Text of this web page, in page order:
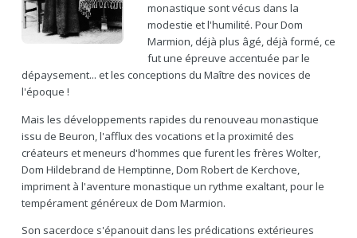
monastique sont vécus dans la
modestie et l'humilité. Pour Dom
Marmion, déjà plus âgé, déjà formé, ce
fut une épreuve accentuée par le
dépaysement... et les conceptions du Maître des novices de
l'époque !
Mais les développements rapides du renouveau monastique
issu de Beuron, l'afflux des vocations et la proximité des
créateurs et meneurs d'hommes que furent les frères Wolter,
Dom Hildebrand de Hemptinne, Dom Robert de Kerchove,
impriment à l'aventure monastique un rythme exaltant, pour le
tempérament généreux de Dom Marmion.
Son sacerdoce s'épanouit dans les prédications extérieures